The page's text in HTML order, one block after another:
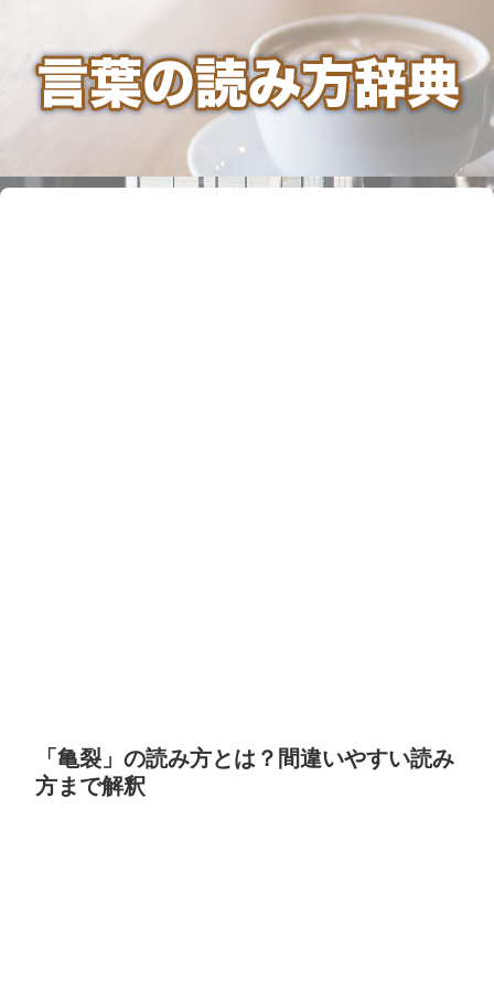
「亀裂」の読み方とは？間違いやすい読み
方まで解釈